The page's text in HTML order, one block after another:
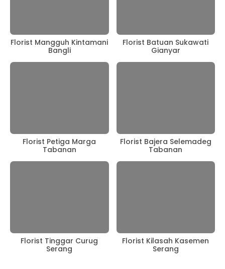
Florist Mangguh Kintamani
Bangli
Florist Batuan Sukawati
Gianyar
Florist Petiga Marga
Tabanan
Florist Bajera Selemadeg
Tabanan
Florist Tinggar Curug
Serang
Florist Kilasah Kasemen
Serang